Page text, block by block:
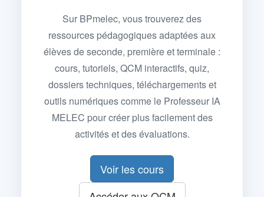
Sur BPmelec, vous trouverez des
ressources pédagogiques adaptées aux
élèves de seconde, première et terminale :
cours, tutoriels, QCM interactifs, quiz,
dossiers techniques, téléchargements et
outils numériques comme le Professeur IA
MELEC pour créer plus facilement des
activités et des évaluations.
Voir les cours